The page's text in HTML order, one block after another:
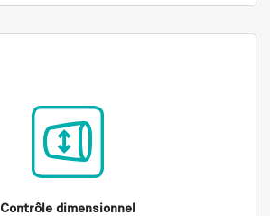
Contrôle dimensionnel